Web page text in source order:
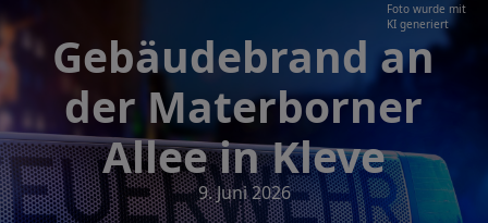
Foto wurde mit
KI generiert
Gebäudebrand an
der Materborner
Allee in Kleve
9. Juni 2026